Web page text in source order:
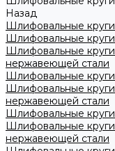
Назад
Шлифовальные
Шлифовальные
Шлифовальные
нержавеющей стали
Шлифовальные
Шлифовальные
нержавеющей стали
Шлифовальные
Шлифовальные
нержавеющей стали